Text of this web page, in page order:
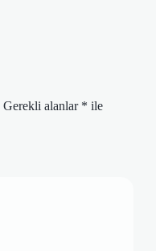
Gerekli alanlar * ile